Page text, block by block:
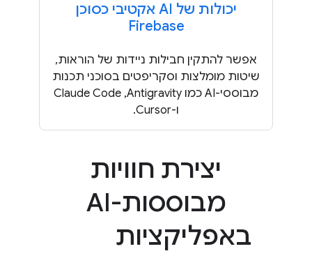
יכולות של AI אקטיבי כסוכן
Firebase
אפשר להתקין חבילות ניידות של הוראות,
שיטות מומלצות וסקריפטים בסוכני תכנות
מבוססי-AI כמו Antigravity, ‏Claude Code
ו-Cursor.
יצירת חוויות
מבוססות-AI
באפליקציות